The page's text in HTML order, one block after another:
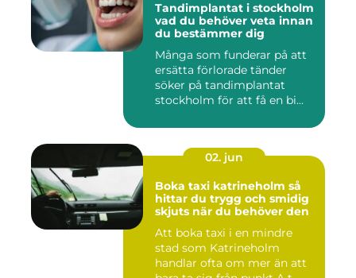
Tandimplantat i stockholm
vad du behöver veta innan
du bestämmer dig
Många som funderar på att
ersätta förlorade tänder
söker på tandimplantat
stockholm för att få en bi...
02. jun
Boka taxi katrineholm så
hittar du trygg och smidig
skjuts när du behöver den
Att boka taxi i en mindre
stad som Katrineholm
handlar ofta om mer än att